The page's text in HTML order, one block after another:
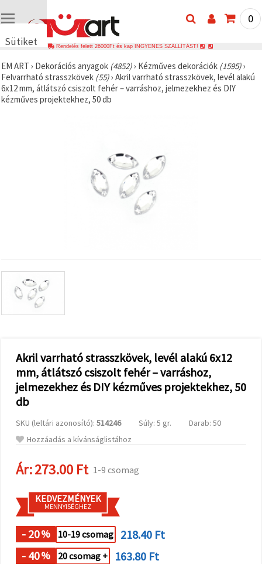
Sütiket
🍪 Cookie-
kat és
hasonló
technológiákat
forgalmat,
tartalmat
hirdetéseket
jelenítsünk
marketingpartnereink
segítségével
Az "Összes
elfogadása"
gombra
elfogadhatja
sütit, vagy
megadhatja
típusú sütik
kiválasztásával
és a
"Mentés"
gombra
kattintva.
0
Rendelés felett 26000Ft és kap INGYENES SZÁLLÍTÁST!
EM ART › Dekorációs anyagok (4852)› Kézműves dekorációk (1595)›
Felvarrható strasszkövek (55)› Akril varrható strasszkövek, levél alakú
6x12 mm, átlátszó csiszolt fehér – varráshoz, jelmezekhez és DIY
kézműves projektekhez, 50 db
Akril varrható strasszkövek, levél alakú 6x12
mm, átlátszó csiszolt fehér – varráshoz,
jelmezekhez és DIY kézműves projektekhez, 50
db
SKU (leltári azonosító): 514246 Súly: 5 gr.
Darab: 50
Hozzáadás a kívánságlistához
Ár:273.00 Ft 1-9 csomag
KEDVEZMÉNYEK
MENNYISÉGHEZ
- 20% 10-19 csomag
218.40 Ft
- 40% 20 csomag + 163.80 Ft